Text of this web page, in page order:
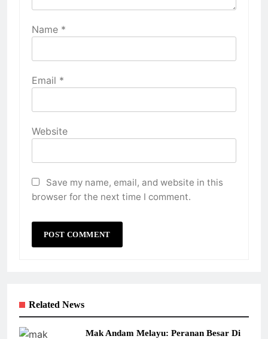
Name *
Email *
Website
Save my name, email, and website in this
browser for the next time I comment.
Related News
Mak Andam Melayu: Peranan Besar Di